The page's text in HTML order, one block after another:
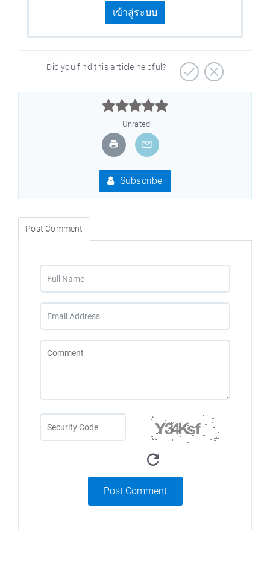
เข้าสู่ระบบ
Did you find this article helpful?



Unrated
Subscribe
Post Comment
Post Comment